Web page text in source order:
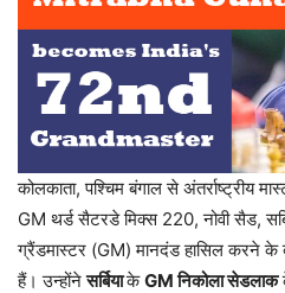
कोलकाता, पश्चिम बंगाल से अंतर्राष्ट्रीय
GM थर्ड सैटरडे मिक्स 220, नोवी सैड,
ग्रैंडमास्टर (GM) मानदंड हासिल करने के
हैं। उन्होंनेसर्बियाकेGM निकोला सेडलाक